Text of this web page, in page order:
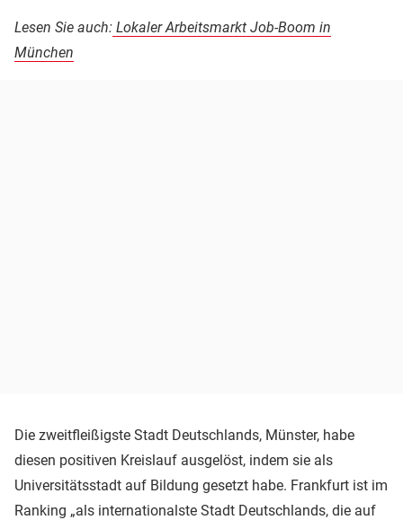
Lesen Sie auch: Lokaler Arbeitsmarkt Job-Boom in
München
Die zweitfleißigste Stadt Deutschlands, Münster, habe
diesen positiven Kreislauf ausgelöst, indem sie als
Universitätsstadt auf Bildung gesetzt habe. Frankfurt ist im
Ranking „als internationalste Stadt Deutschlands, die auf